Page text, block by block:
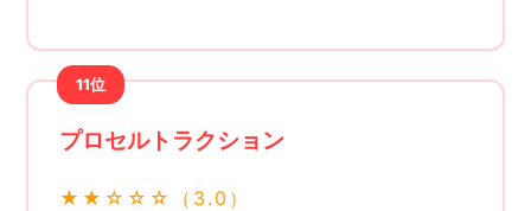
11位
プロセルトラクション
★★☆☆☆（3.0）